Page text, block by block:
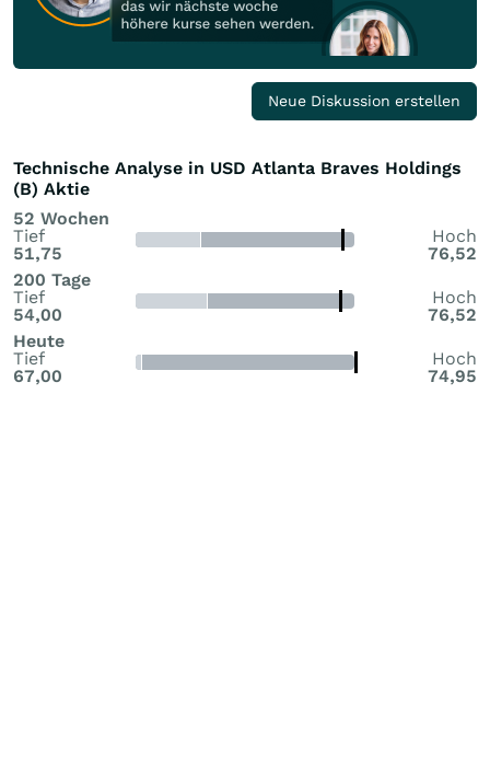
Neue Diskussion erstellen
Technische Analyse in USD Atlanta Braves Holdings
(B) Aktie
52 Wochen
Tief
51,75
Hoch
76,52
200 Tage
Tief
54,00
Hoch
76,52
Heute
Tief
67,00
Hoch
74,95